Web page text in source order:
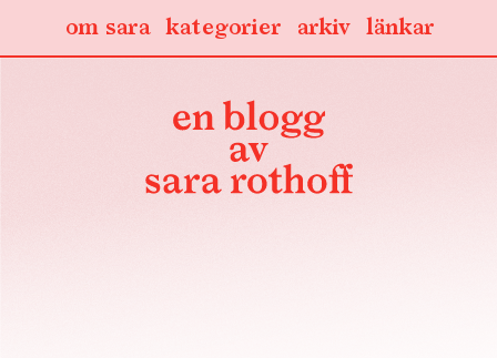
länkar
arkiv
kategorier
om sara